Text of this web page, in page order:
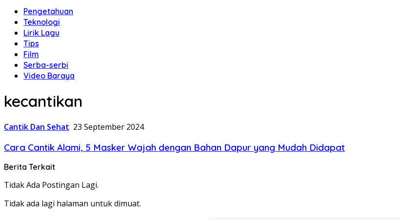
Pengetahuan
Teknologi
Lirik Lagu
Tips
Film
Serba-serbi
Video Baraya
kecantikan
Cantik Dan Sehat 23 September 2024
Cara Cantik Alami, 5 Masker Wajah dengan Bahan Dapur yang Mudah Didapat
Berita Terkait
Tidak Ada Postingan Lagi.
Tidak ada lagi halaman untuk dimuat.